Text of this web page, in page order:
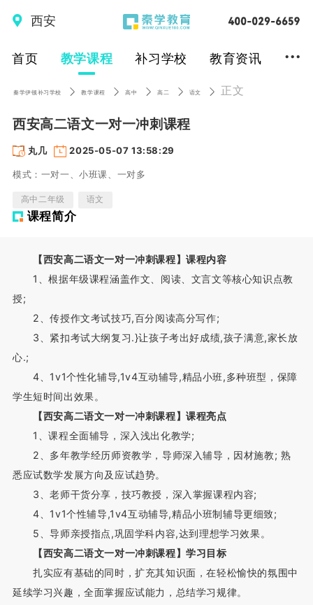
西安
首页 教学课程 补习学校 教育资讯 ...
秦学伊顿补习学校 教学课程 高中 高二 语文 正文
西安高二语文一对一冲刺课程
丸几 2025-05-07 13:58:29
模式：一对一、小班课、一对多
高中二年级 语文
课程简介
【西安高二语文一对一冲刺课程】课程内容
1、根据年级课程涵盖作文、阅读、文言文等核心知识点教
授;
2、传授作文考试技巧,百分阅读高分写作;
3、紧扣考试大纲复习.}让孩子考出好成绩,孩子满意,家长放
心.;
4、1v1个性化辅导,1v4互动辅导,精品小班,多种班型，保障
学生短时间出效果。
【西安高二语文一对一冲刺课程】课程亮点
1、课程全面辅导，深入浅出化教学;
2、多年教学经历师资教学，导师深入辅导，因材施教; 熟
悉应试数学发展方向及应试趋势。
3、老师干货分享，技巧教授，深入掌握课程内容;
4、1v1个性辅导,1v4互动辅导,精品小班制辅导更细致;
5、导师亲授指点,巩固学科内容,达到理想学习效果。
【西安高二语文一对一冲刺课程】学习目标
扎实应有基础的同时，扩充其知识面，在轻松愉快的氛围中
延续学习兴趣，全面掌握应试能力，总结学习规律。